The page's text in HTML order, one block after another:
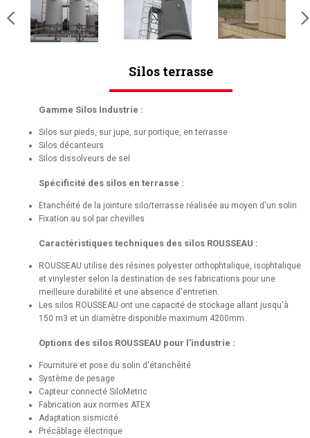
Silos terrasse
Gamme Silos Industrie :
Silos sur pieds, sur jupe, sur portique, en terrasse
Silos décanteurs
Silos dissolveurs de sel
Spécificité des silos en terrasse :
Etanchéité de la jointure silo/terrasse réalisée au moyen d'un solin
Fixation au sol par chevilles
Caractéristiques techniques des silos ROUSSEAU :
ROUSSEAU utilise des résines polyester orthophtalique, isophtalique
et vinylester selon la destination de ses fabrications pour une
meilleure durabilité et une absence d'entretien.
Les silos ROUSSEAU ont une capacité de stockage allant jusqu'à
150 m3 et un diamètre disponible maximum 4200mm.
Options des silos ROUSSEAU pour l'industrie :
Fourniture et pose du solin d'étanchéité
Système de pesage
Capteur connecté SiloMetric
Fabrication aux normes ATEX
Adaptation sismicité
Précâblage électrique